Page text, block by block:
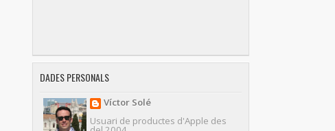
DADES PERSONALS
Víctor Solé
Usuari de productes d'Apple des